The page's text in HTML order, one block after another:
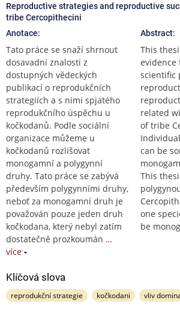
Reproductive strategies and reproductive
tribe Cercopithecini
Anotace:
Tato práce se snaží shrnout
dosavadní znalosti z
dostupných vědeckých
publikací o reprodukčních
strategiích a s nimi spjatého
reprodukčního úspěchu u
kočkodanů. Podle sociální
organizace můžeme u
kočkodanů rozlišovat
monogamní a polygynní
druhy. Tato práce se zabývá
především polygynními druhy,
neboť za monogamní druh je
považován pouze jeden druh
kočkodana, který nebyl zatím
dostatečně prozkoumán …
více
Abstract:
This
evidence
scientific
related
of tribe
can be
This
one
be
Klíčová slova
reprodukční strategie kočkodani vliv